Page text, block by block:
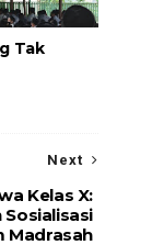
Tak
Next
Kelas X:
Sosialisasi
Madrasah